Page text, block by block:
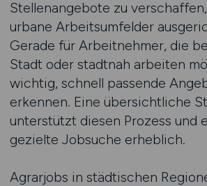
Stellenangebote zu
urbane Arbeitsumfelder
Gerade für Arbeitnehmer, die
Stadt oder stadtnah arbeiten
wichtig, schnell passende
erkennen. Eine übersichtliche
unterstützt diesen Prozess und
gezielte Jobsuche erheblich.
Agrarjobs in städtischen